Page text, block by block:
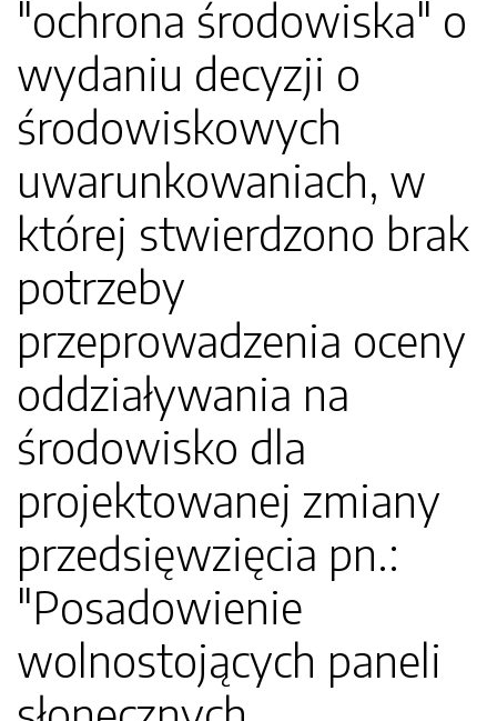
"ochrona środowiska" o
wydaniu decyzji o
środowiskowych
uwarunkowaniach, w
której stwierdzono brak
potrzeby
przeprowadzenia oceny
oddziaływania na
środowisko dla
projektowanej zmiany
przedsięwzięcia pn.:
"Posadowienie
wolnostojących paneli